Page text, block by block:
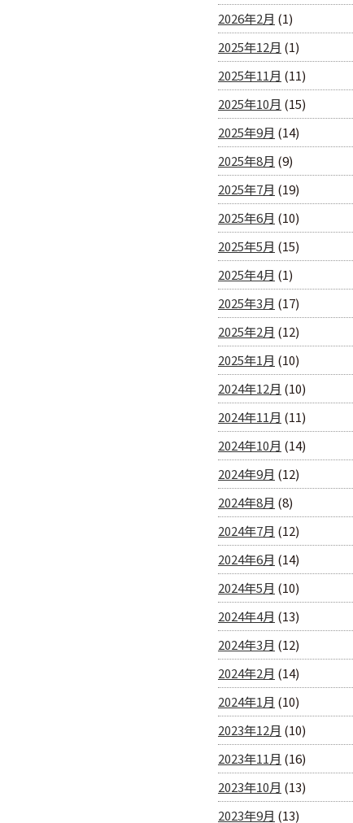
2026年2月 (1)
2025年12月 (1)
2025年11月 (11)
2025年10月 (15)
2025年9月 (14)
2025年8月 (9)
2025年7月 (19)
2025年6月 (10)
2025年5月 (15)
2025年4月 (1)
2025年3月 (17)
2025年2月 (12)
2025年1月 (10)
2024年12月 (10)
2024年11月 (11)
2024年10月 (14)
2024年9月 (12)
2024年8月 (8)
2024年7月 (12)
2024年6月 (14)
2024年5月 (10)
2024年4月 (13)
2024年3月 (12)
2024年2月 (14)
2024年1月 (10)
2023年12月 (10)
2023年11月 (16)
2023年10月 (13)
2023年9月 (13)